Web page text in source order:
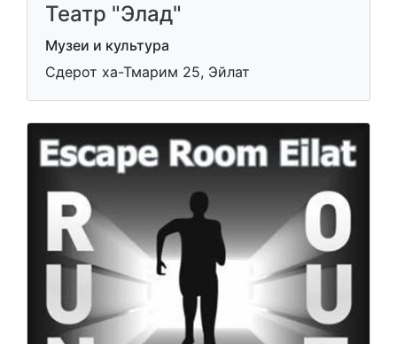
Театр "Элад"
Музеи и культура
Сдерот ха-Тмарим 25, Эйлат